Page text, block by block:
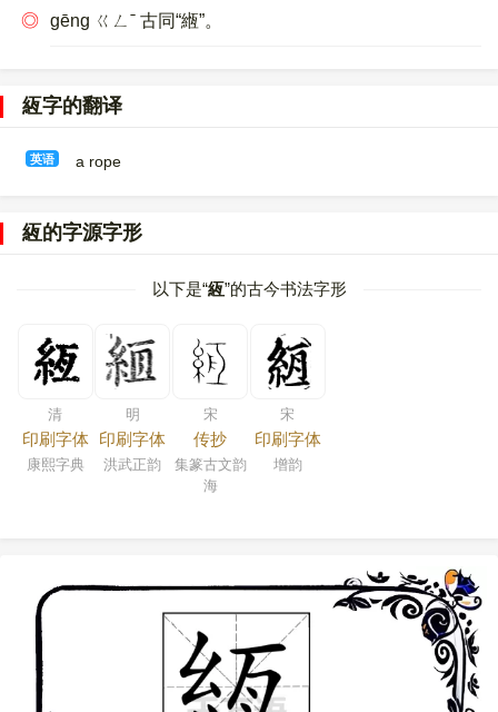
◎ gēng ㄍㄥˉ 古同“緪”。
絚字的翻译
英语 a rope
絚的字源字形
以下是“絚”的古今书法字形
清
印刷字体
康熙字典
明
印刷字体
洪武正韵
宋
传抄
集篆古文韵
海
宋
印刷字体
增韵